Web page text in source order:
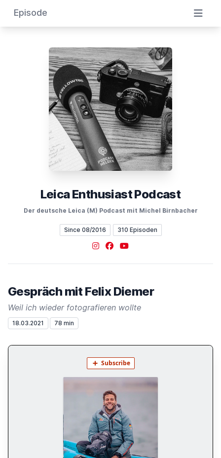
Episode
Leica Enthusiast Podcast
Der deutsche Leica (M) Podcast mit Michel Birnbacher
Since 08/2016 310 Episoden
Instagram
Facebook
YouTube
Gespräch mit Felix Diemer
Weil ich wieder fotografieren wollte
18.03.2021 78 min